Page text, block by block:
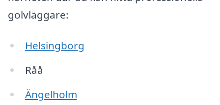
golvläggare:
Helsingborg
Råå
Ängelholm